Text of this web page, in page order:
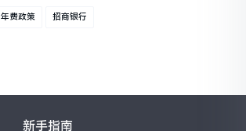
年费政策 招商银行
新手指南